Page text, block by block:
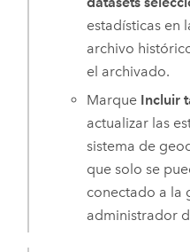
estadísticas en
archivo
el archivado.
Marque Incluir
actualizar las
sistema de
que solo se
conectado a la
administrador